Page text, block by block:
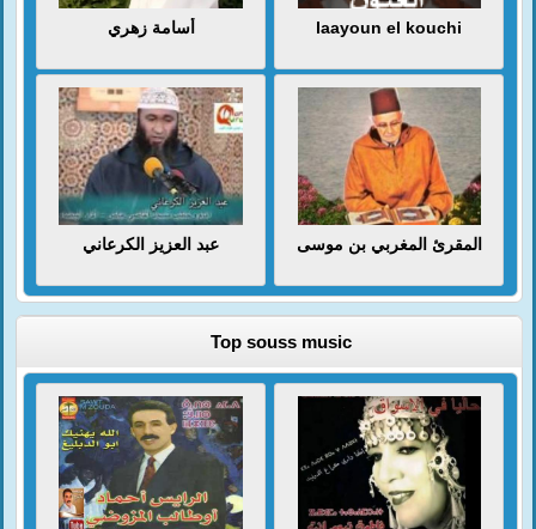
أسامة زهري laayoun el kouchi
عبد العزيز الكرعاني المقرئ المغربي بن موسى
Top souss music